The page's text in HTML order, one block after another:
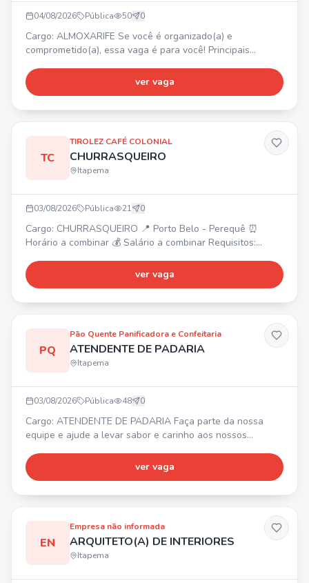
04/08/2026 Pública 50 0
Cargo: ALMOXARIFE Se você é organizado(a) e
comprometido(a), essa vaga é para você! Principais
equipamentos; • Realizar lançamentos e controlar
entradas e saídas no sistema; • Manter o almoxarifado
ver vaga
TC
TIROLEZ CAFÉ COLONIAL
CHURRASQUEIRO
Itapema
03/08/2026 Pública 21 0
Cargo: CHURRASQUEIRO 📍 Porto Belo - Perequê ⏰
Horário a combinar 💰 Salário a combinar Requisitos:
carnes Agilidade e organização Comprometimento e
trabalho em equipe
ver vaga
PQ
Pão Quente Panificadora e Confeitaria
ATENDENTE DE PADARIA
Itapema
03/08/2026 Pública 48 0
Cargo: ATENDENTE DE PADARIA Faça parte da nossa
equipe e ajude a levar sabor e carinho aos nossos
(fechamento) 💰 SALÁRIO: A COMBINAR ✅ REQUISITO:
Experiência com padaria (será um diferencial!)
ver vaga
EN
Empresa não informada
ARQUITETO(A) DE INTERIORES
Itapema